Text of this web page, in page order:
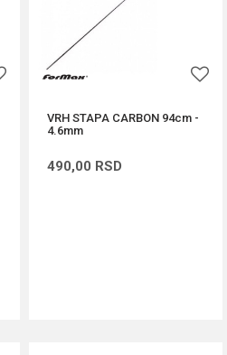
VRH STAPA CARBON 94cm -
4.6mm
490,00 RSD